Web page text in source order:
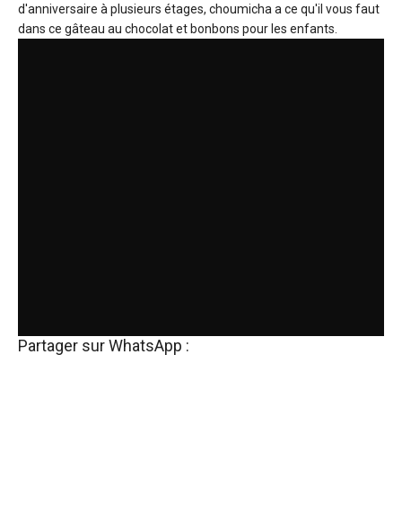
d'anniversaire à plusieurs étages, choumicha a ce qu'il vous faut
dans ce gâteau au chocolat et bonbons pour les enfants.
Partager sur WhatsApp :